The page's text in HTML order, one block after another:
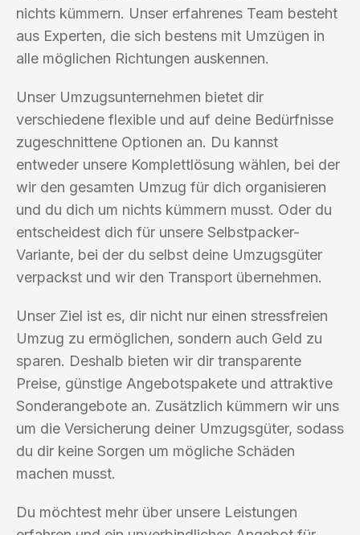
nichts kümmern. Unser erfahrenes Team besteht
aus Experten, die sich bestens mit Umzügen in
alle möglichen Richtungen auskennen.
Unser Umzugsunternehmen bietet dir
verschiedene flexible und auf deine Bedürfnisse
zugeschnittene Optionen an. Du kannst
entweder unsere Komplettlösung wählen, bei der
wir den gesamten Umzug für dich organisieren
und du dich um nichts kümmern musst. Oder du
entscheidest dich für unsere Selbstpacker-
Variante, bei der du selbst deine Umzugsgüter
verpackst und wir den Transport übernehmen.
Unser Ziel ist es, dir nicht nur einen stressfreien
Umzug zu ermöglichen, sondern auch Geld zu
sparen. Deshalb bieten wir dir transparente
Preise, günstige Angebotspakete und attraktive
Sonderangebote an. Zusätzlich kümmern wir uns
um die Versicherung deiner Umzugsgüter, sodass
du dir keine Sorgen um mögliche Schäden
machen musst.
Du möchtest mehr über unsere Leistungen